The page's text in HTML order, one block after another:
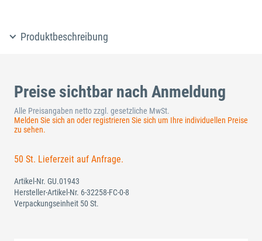
Produktbeschreibung
Preise sichtbar nach Anmeldung
Alle Preisangaben netto zzgl. gesetzliche MwSt.
Melden Sie sich an oder registrieren Sie sich um Ihre individuellen Preise
zu sehen.
50 St. Lieferzeit auf Anfrage.
Artikel-Nr. GU.01943
Hersteller-Artikel-Nr. 6-32258-FC-0-8
Verpackungseinheit 50 St.